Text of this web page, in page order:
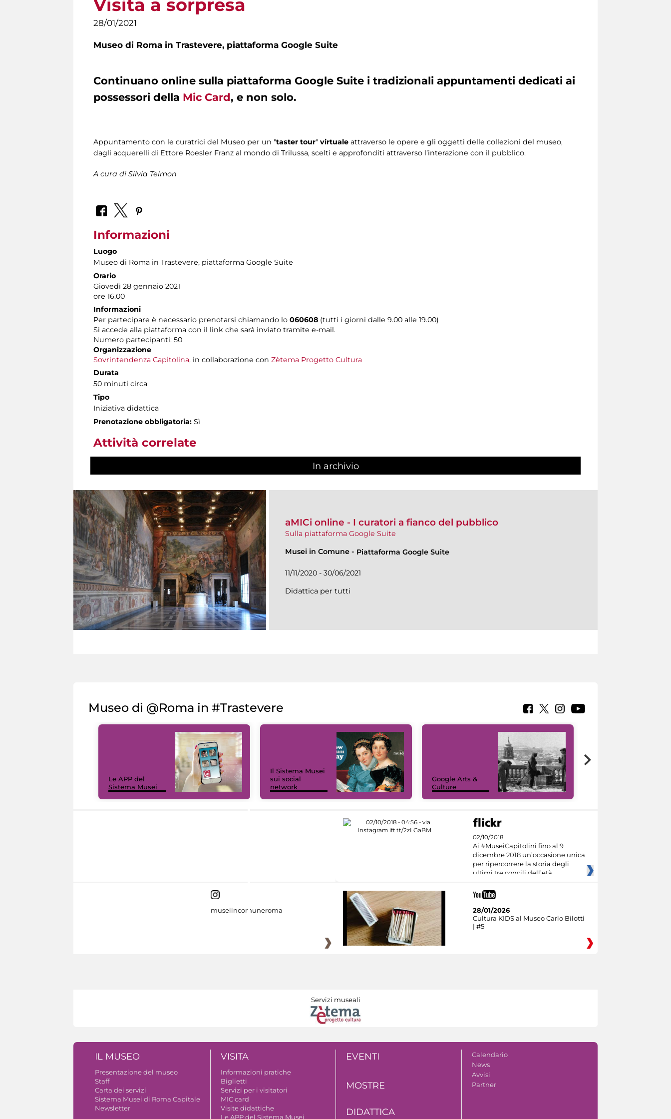
Visita a sorpresa
28/01/2021
Museo di Roma in Trastevere, piattaforma Google Suite
Continuano online sulla piattaforma Google Suite i tradizionali appuntamenti dedicati ai
possessori della Mic Card, e non solo.
Appuntamento con le curatrici del Museo per un "taster tour" virtuale attraverso le opere e gli oggetti delle collezioni del museo,
dagli acquerelli di Ettore Roesler Franz al mondo di Trilussa, scelti e approfonditi attraverso l’interazione con il pubblico.
A cura di Silvia Telmon
Informazioni
Luogo
Museo di Roma in Trastevere, piattaforma Google Suite
Orario
Giovedì 28 gennaio 2021
ore 16.00
Informazioni
Per partecipare è necessario prenotarsi chiamando lo 060608 (tutti i giorni dalle 9.00 alle 19.00)
Si accede alla piattaforma con il link che sarà inviato tramite e-mail.
Numero partecipanti: 50
Organizzazione
Sovrintendenza Capitolina, in collaborazione con Zètema Progetto Cultura
Durata
50 minuti circa
Tipo
Iniziativa didattica
Prenotazione obbligatoria: Sì
Attività correlate
In archivio
aMICi online - I curatori a fianco del pubblico
Sulla piattaforma Google Suite
Musei in Comune - Piattaforma Google Suite
11/11/2020 - 30/06/2021
Didattica per tutti
Museo di @Roma in #Trastevere
Le APP del
Sistema Musei
Il Sistema Musei
sui social
network
Google Arts &
Culture
02/10/2018
Ai #MuseiCapitolini fino al 9
dicembre 2018 un’occasione unica
per ripercorrere la storia degli
ultimi tre concili dell’età
museiincomuneroma
28/01/2026
Cultura KIDS al Museo Carlo Bilotti
| #5
Servizi museali
IL MUSEO
Presentazione del museo
Staff
Carta dei servizi
Sistema Musei di Roma Capitale
Newsletter
VISITA
Informazioni pratiche
Biglietti
Servizi per i visitatori
MIC card
Visite didattiche
Le APP del Sistema Musei
EVENTI
MOSTRE
DIDATTICA
Calendario
News
Avvisi
Partner